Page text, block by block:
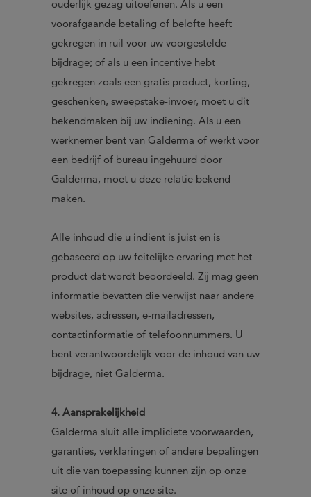
ouderlijk gezag uitoefenen. Als u een
voorafgaande betaling of belofte heeft
gekregen in ruil voor uw voorgestelde
bijdrage; of als u een incentive hebt
gekregen zoals een gratis product, korting,
geschenken, sweepstake-invoer, moet u dit
bekendmaken bij uw indiening. Als u een
werknemer bent van Galderma of werkt voor
een bedrijf of bureau ingehuurd door
Galderma, moet u deze relatie bekend
maken.
Alle inhoud die u indient is juist en is
gebaseerd op uw feitelijke ervaring met het
product dat wordt beoordeeld. Zij mag geen
informatie bevatten die verwijst naar andere
websites, adressen, e-mailadressen,
contactinformatie of telefoonnummers. U
bent verantwoordelijk voor de inhoud van uw
bijdrage, niet Galderma.
4. Aansprakelijkheid
Galderma sluit alle impliciete voorwaarden,
garanties, verklaringen of andere bepalingen
uit die van toepassing kunnen zijn op onze
site of inhoud op onze site.